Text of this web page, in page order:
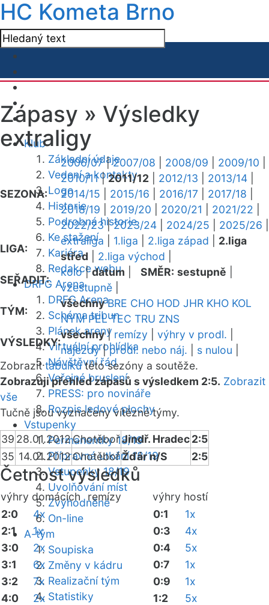
HC Kometa Brno
Klub
Základní údaje
Vedení a kontakty
Logo
Historie
Podrobná historie
Ke stažení
Kariéra
Redakce webu
DRFG Arena
DRFG Arena
Schéma tribun
Plánek areny
Virtuální prohlídka
Návštěvní řád
Veřejné bruslení
PRESS: pro novináře
Rozpis ledové plochy
Vstupenky
Permanentky 18/19
Přípravná utkání 18/19
Vstupenky 18/19
Uvolňování míst
Zvýhodněné
On-line
A-tým
Soupiska
Změny v kádru
Realizační tým
Statistiky
Zápasy » Výsledky
extraligy
SEZONA:
2006/07|2007/08 2008/09 2009/10
2010/11|2011/12 2012/13 2013/14
2014/15
2015/16 2016/17 2017/18
2018/19
2019/20 2020/21 2021/22
2022/23|2023/24 2024/25 2025/26
LIGA:
extraliga 1.liga 2.liga západ
2.liga
střed
2.liga východ
SEŘADIT:
kolo|datum SMĚR: sestupně
vzestupně
TÝM:
všechny BRE CHO HOD JHR KHO KOL
NYM PEL TEC TRU ZNS
VÝSLEDKY:
všechny| remízy výhry v prodl.
nájezdy|prodl. nebo náj. s nulou
Zobrazittabulkutéto sezóny a soutěže.
Zobrazuji přehled zápasů s výsledkem 2:5. Zobrazit
vše
Tučně jsou vyznačeny vítězné týmy.
39 28.01.2012ChotěbořJindř. Hradec2:5
35 14.01.2012ChotěbořŽďár n/S 2:5
Četnost výsledků
výhry domácích remízy výhry hostí
2:0
4x
2:1
1x
3:0
2x
3:1
6x
3:2
7x
4:0
2x
0:1
1x
0:3
4x
0:4
5x
0:7
1x
0:9
1x
1:2
5x